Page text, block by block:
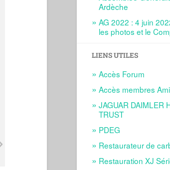
Ardèche
AG 2022 : 4 juin
les photos et le
LIENS UTILES
Accès Forum
Accès membres
JAGUAR DAIMLER
TRUST
PDEG
Restaurateur de
Restauration XJ